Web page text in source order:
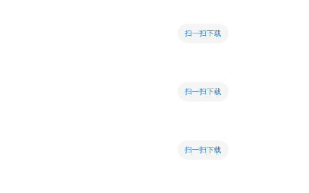
扫一扫下载
扫一扫下载
扫一扫下载